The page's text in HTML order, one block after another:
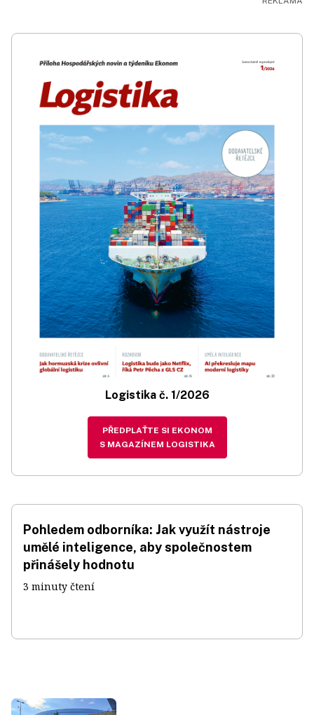
Logistika č. 1/2026
PŘEDPLAŤTE SI EKONOM
S MAGAZÍNEM LOGISTIKA
Pohledem odborníka: Jak využít nástroje
umělé inteligence, aby společnostem
přinášely hodnotu
3 minuty čtení